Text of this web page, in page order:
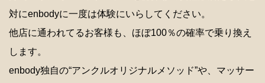
対にenbodyに一度は体験にいらしてください。
他店に通われてるお客様も、ほぼ100％の確率で乗り換え
します。
enbody独自の“アンクルオリジナルメソッド”や、マッサー